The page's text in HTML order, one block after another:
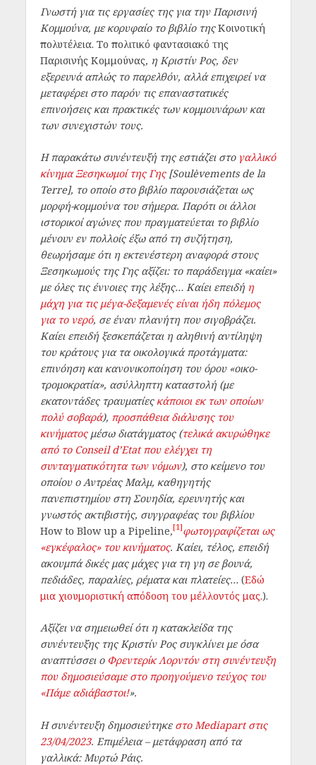
Γνωστή για τις εργασίες της για την Παρισινή
Κομμούνα, με κορυφαίο το βιβλίο τηςΚοινοτική
πολυτέλεια. Το πολιτικό φαντασιακό της
Παρισινής Κομμούνας, η Κριστίν Ρος, δεν
εξερευνά απλώς το παρελθόν, αλλά επιχειρεί να
μεταφέρει στο παρόν τις επαναστατικές
επινοήσεις και πρακτικές των κομμουνάρων και
των συνεχιστών τους.
Η παρακάτω συνέντευξή της εστιάζει στο γαλλικό
κίνημα Ξεσηκωμοί της Γης[Soulèvements de la
Terre], το οποίο στο βιβλίο παρουσιάζεται ως
μορφή-κομμούνα του σήμερα. Παρότι οι άλλοι
ιστορικοί αγώνες που πραγματεύεται το βιβλίο
μένουν εν πολλοίς έξω από τη συζήτηση,
θεωρήσαμε ότι η εκτενέστερη αναφορά στους
Ξεσηκωμούς της Γης αξίζει: το παράδειγμα «καίει»
με όλες τις έννοιες της λέξης… Καίει επειδή η
μάχη για τις μέγα-δεξαμενές είναι ήδη πόλεμος
για το νερό, σε έναν πλανήτη που σιγοβράζει.
Καίει επειδή ξεσκεπάζεται η αληθινή αντίληψη
του κράτους για τα οικολογικά προτάγματα:
επινόηση και κανονικοποίηση του όρου «οικο-
τρομοκρατία», ασύλληπτη καταστολή (με
εκατοντάδες τραυματίεςκάποιοι εκ των οποίων
πολύ σοβαρά), προσπάθεια διάλυσης του
κινήματοςμέσω διατάγματος (τελικά ακυρώθηκε
από το Conseil d’Etat που ελέγχει τη
συνταγματικότητα των νόμων), στο κείμενο του
οποίου ο Αντρέας Μαλμ, καθηγητής
πανεπιστημίου στη Σουηδία, ερευνητής και
γνωστός ακτιβιστής, συγγραφέας του βιβλίου
How to Blow up a Pipeline,[1]φωτογραφίζεται ως
«εγκέφαλος» του κινήματος. Καίει, τέλος, επειδή
ακουμπά δικές μας μάχες για τη γη σε βουνά,
πεδιάδες, παραλίες, ρέματα και πλατείες…(Εδώ
μια χιουμοριστική απόδοση του μέλλοντός μας.).
Αξίζει να σημειωθεί ότι η κατακλείδα της
συνέντευξης της Κριστίν Ρος συγκλίνει με όσα
αναπτύσσει ο Φρεντερίκ Λορντόν στη συνέντευξη
που δημοσιεύσαμε στο προηγούμενο τεύχος του
«Πάμε αδιάβαστοι!».
Η συνέντευξη δημοσιεύτηκε στο Mediapart στις
23/04/2023. Επιμέλεια – μετάφραση από τα
γαλλικά: Μυρτώ Ράις.